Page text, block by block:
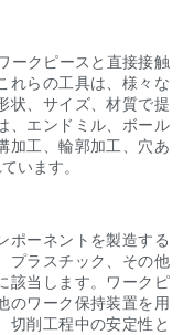
ークピースと直接接触
れらの工具は、様々な
状、サイズ、材質で提
、エンドミル、ボール
加工、輪郭加工、穴あ
います。
ポーネントを製造する
プラスチック、その他
該当します。ワークピ
のワーク保持装置を用
切削工程中の安定性と